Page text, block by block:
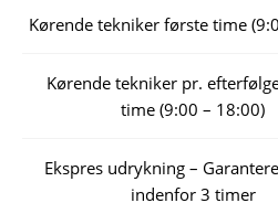
Kørende tekniker første time
Kørende tekniker pr.
time (9:00 – 18:00)
Ekspres udrykning –
indenfor 3 timer